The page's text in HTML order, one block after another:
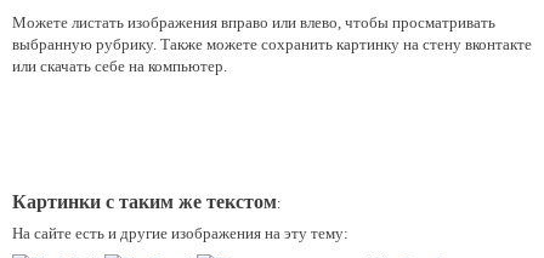
Можете листать изображения вправо или влево, чтобы просматривать
выбранную рубрику. Также можете сохранить картинку на стену вконтакте
или скачать себе на компьютер.
Картинки с таким же текстом:
На сайте есть и другие изображения на эту тему: